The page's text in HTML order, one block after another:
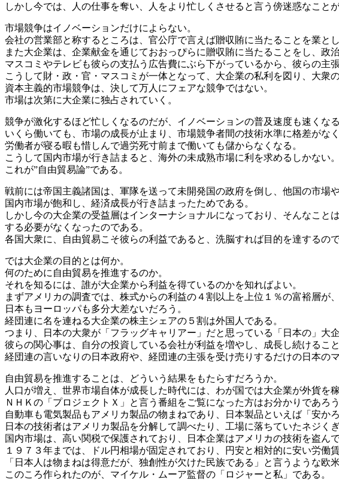
しかし今では、人の仕事を奪い、人をより忙しくさせると言う傍迷惑なこと
市場競争はイノベーションだけによらない。
会社の営業部と称するところは、官公庁で言えば贈収賄に当たることを業と
また大企業は、企業献金を通じておおっぴらに贈収賄に当たることをし、政
マスコミやテレビも彼らの支払う広告費にぶら下がっているから、彼らの主
こうして財・政・官・マスコミが一体となって、大企業の私利を図り、大衆
資本主義的市場競争は、決して万人にフェアな競争ではない。
市場は次第に大企業に独占されていく。
競争が激化するほど忙しくなるのだが、イノベーションの普及速度も速くなる
いくら働いても、市場の成長が止まり、市場競争者間の技術水準に格差がな
労働者が寝る暇も惜しんで過労死寸前まで働いても儲からなくなる。
こうして国内市場が行き詰まると、海外の未成熟市場に利を求めるしかない。
これが”自由貿易論”である。
戦前には帝国主義諸国は、軍隊を送って未開発国の政府を倒し、他国の市場
国内市場が飽和し、経済成長が行き詰まったためである。
しかし今の大企業の受益層はインターナショナルになっており、そんなことは
する必要がなくなったのである。
各国大衆に、自由貿易こそ彼らの利益であると、洗脳すれば目的を達するので
では大企業の目的とは何か。
何のために自由貿易を推進するのか。
それを知るには、誰が大企業から利益を得ているのかを知ればよい。
まずアメリカの調査では、株式からの利益の４割以上を上位１％の富裕層が
日本もヨーロッパも多分大差ないだろう。
経団連に名を連ねる大企業の株主シェアの５割は外国人である。
つまり、日本の大衆が「フラッグキャリアー」だと思っている「日本の」大
彼らの関心事は、自分の投資している会社が利益を増やし、成長し続けること
経団連の言いなりの日本政府や、経団連の主張を受け売りするだけの日本の
自由貿易を推進することは、どういう結果をもたらすだろうか。
人口が増え、世界市場自体が成長した時代には、わが国では大企業が外貨を
ＮＨＫの「プロジェクトＸ」と言う番組をご覧になった方はお分かりであろ
自動車も電気製品もアメリカ製品の物まねであり、日本製品といえば「安か
日本の技術者はアメリカ製品を分解して調べたり、工場に落ちていたネジく
国内市場は、高い関税で保護されており、日本企業はアメリカの技術を盗ん
１９７３年までは、ドル円相場が固定されており、円安と相対的に安い労働
「日本人は物まねは得意だが、独創性が欠けた民族である」と言うような欧
このころ作られたのが、マイケル・ムーア監督の「ロジャーと私」である。